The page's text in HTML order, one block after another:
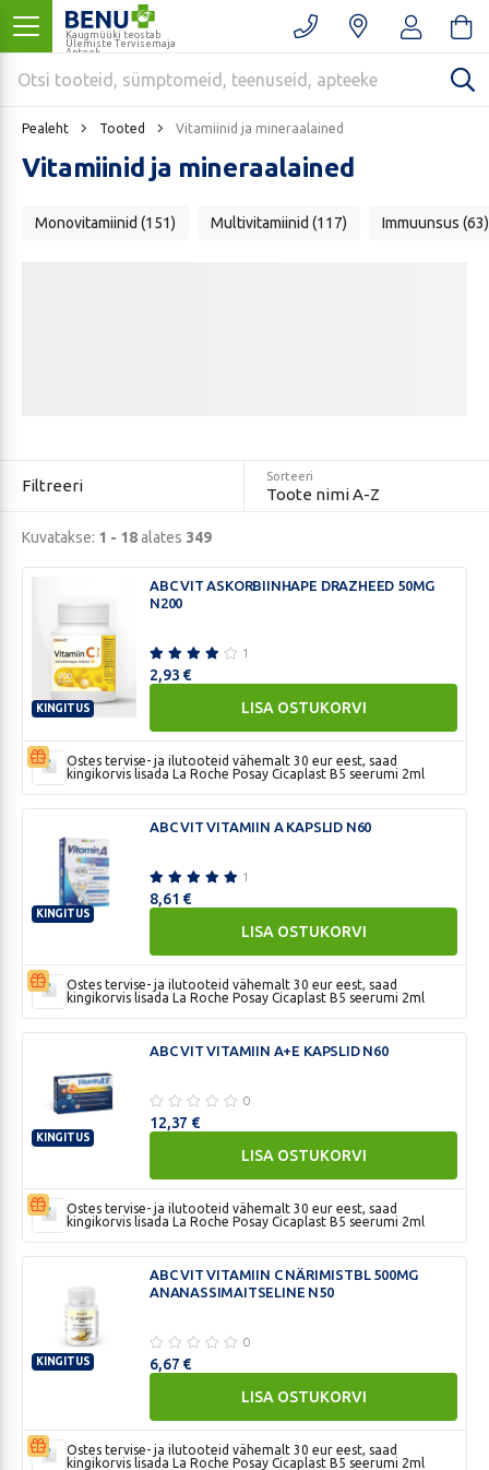
Kaugmüüki teostab
Ülemiste Tervisemaja
Apteek
Pealeht Tooted Vitamiinid ja mineraalained
Vitamiinid ja mineraalained
Monovitamiinid (151) Multivitamiinid (117) Immuunsus (63)
Filtreeri Sorteeri
Toote nimi A-Z
Kuvatakse: 1 - 18alates 349
VIT
ASKORBIINHAPE
DRAZHEED
N200
KINGITUS
ABC VIT ASKORBIINHAPE DRAZHEED 50MG
N200
1
2,93 €
LISA OSTUKORVI
Ostes tervise- ja ilutooteid vähemalt 30 eur eest, saad
kingikorvis lisada La Roche Posay Cicaplast B5 seerumi 2ml
VITAMIIN
A
KAPSLID
KINGITUS
ABC VIT VITAMIIN A KAPSLID N60
1
8,61 €
LISA OSTUKORVI
Ostes tervise- ja ilutooteid vähemalt 30 eur eest, saad
kingikorvis lisada La Roche Posay Cicaplast B5 seerumi 2ml
VITAMIIN
A+E
KAPSLID
KINGITUS
ABC VIT VITAMIIN A+E KAPSLID N60
0
12,37 €
LISA OSTUKORVI
Ostes tervise- ja ilutooteid vähemalt 30 eur eest, saad
kingikorvis lisada La Roche Posay Cicaplast B5 seerumi 2ml
VITAMIIN
C
KINGITUS
ABC VIT VITAMIIN C NÄRIMISTBL 500MG
ANANASSIMAITSELINE N50
0
6,67 €
LISA OSTUKORVI
Ostes tervise- ja ilutooteid vähemalt 30 eur eest, saad
kingikorvis lisada La Roche Posay Cicaplast B5 seerumi 2ml